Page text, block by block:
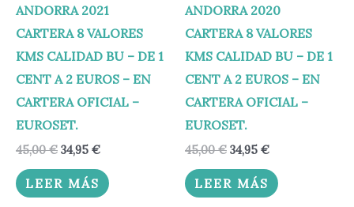
ANDORRA 2021
CARTERA 8 VALORES
KMS CALIDAD BU – DE 1
CENT A 2 EUROS – EN
CARTERA OFICIAL –
EUROSET.
45,00€ 34,95 €
LEER MÁS
ANDORRA 2020
CARTERA 8 VALORES
KMS CALIDAD BU – DE 1
CENT A 2 EUROS – EN
CARTERA OFICIAL –
EUROSET.
45,00€ 34,95 €
LEER MÁS